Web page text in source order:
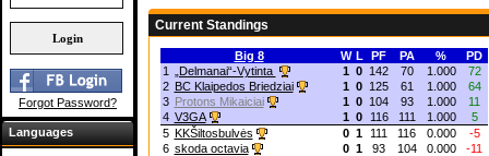
Forgot Password?
Languages
Current Standings
Big 8 W L PF PA %
PD
1
„Delmanai“-Vytinta 1 0 142 70 1.000
72
2 BC Klaipedos Briedziai 1 0 125 61 1.000
64
3 Protons Mikaiciai 1 0 104 93 1.000
11
4 V3GA 1 0 116 111 1.000
5
5 KKŠiltosbulvės 0 1 111 116 0.000
-5
6 skoda octavia 0 1 93 104 0.000
-11